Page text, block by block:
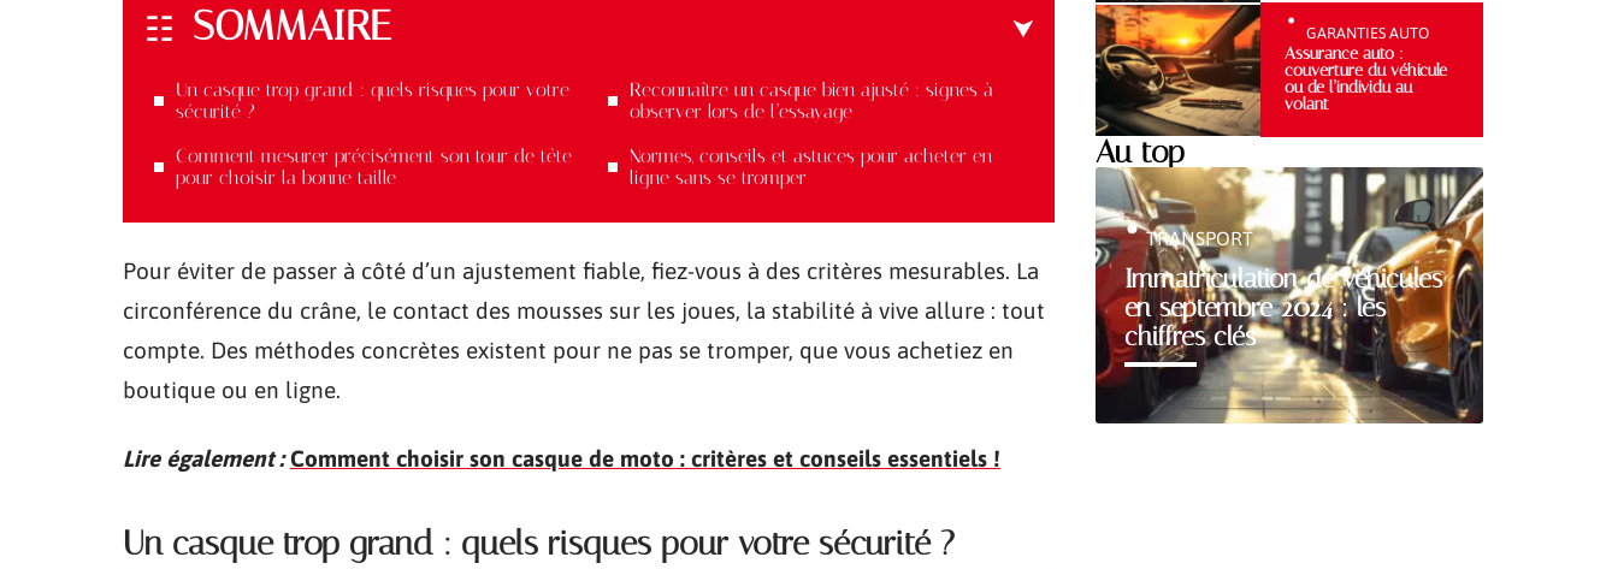
SOMMAIRE
Un casque trop grand : quels risques pour votre
sécurité ?
Comment mesurer précisément son tour de tête
pour choisir la bonne taille
Reconnaître un casque bien ajusté : signes à
observer lors de l’essayage
Normes, conseils et astuces pour acheter en
ligne sans se tromper
Pour éviter de passer à côté d’un ajustement fiable, fiez-vous à des critères mesurables. La
circonférence du crâne, le contact des mousses sur les joues, la stabilité à vive allure : tout
compte. Des méthodes concrètes existent pour ne pas se tromper, que vous achetiez en
boutique ou en ligne.
Lire également : Comment choisir son casque de moto : critères et conseils essentiels !
Un casque trop grand : quels risques pour votre sécurité ?
GARANTIES AUTO
Assurance auto :
couverture du véhicule
ou de l’individu au
volant
Au top
Immatriculation de véhicules
en septembre 2024 : les
chiffres clés
TRANSPORT